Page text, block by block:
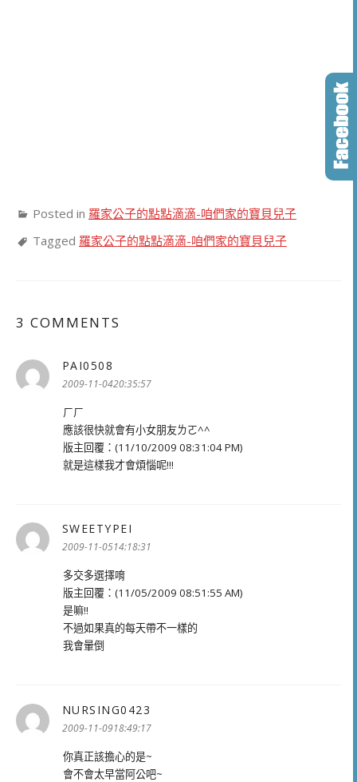
Posted in 羅家公子的點點滴滴-咱們家的寶貝兒子
Tagged 羅家公子的點點滴滴-咱們家的寶貝兒子
3 COMMENTS
PAI0508
示:
2009-11-0420:35:57
ㄏㄏ
應該很快就會有小女朋友ㄌㄛ^^
版主回覆：(11/10/2009 08:31:04 PM)
就是這樣我才會煩惱呢!!!
SWEETYPEI
示:
2009-11-0514:18:31
多交多選擇唷
版主回覆：(11/05/2009 08:51:55 AM)
是嘛!!
不過如果真的每天帶不一樣的
我會暈倒
NURSING0423
示:
2009-11-0918:49:17
你真正該擔心的是~
會不會太早當阿公吧~